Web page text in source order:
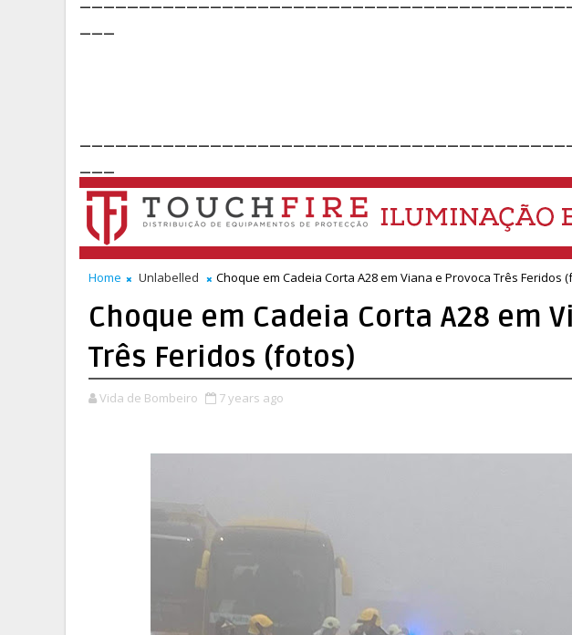
Home Unlabelled Choque em Cadeia Corta A28 em Viana e Provoca Três Feridos
Choque em Cadeia Corta A28 em
Três Feridos (fotos)
Vida de Bombeiro 7 years ago